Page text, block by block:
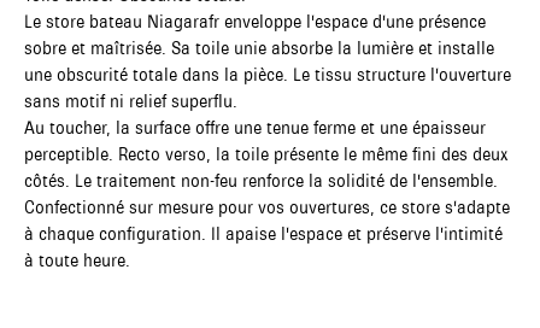
Le store bateau Niagarafr enveloppe l'espace d'une présence
sobre et maîtrisée. Sa toile unie absorbe la lumière et installe
une obscurité totale dans la pièce. Le tissu structure l'ouverture
sans motif ni relief superflu.
Au toucher, la surface offre une tenue ferme et une épaisseur
perceptible. Recto verso, la toile présente le même fini des deux
côtés. Le traitement non-feu renforce la solidité de l'ensemble.
Confectionné sur mesure pour vos ouvertures, ce store s'adapte
à chaque configuration. Il apaise l'espace et préserve l'intimité
à toute heure.